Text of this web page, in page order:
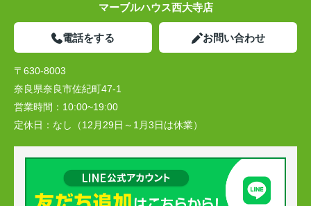
マーブルハウス西大寺店
電話をする お問い合わせ
〒630-8003
奈良県奈良市佐紀町47-1
営業時間： 10:00~19:00
定休日： なし（12月29日～1月3日は休業）